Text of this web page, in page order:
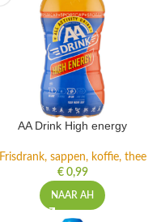
AA Drink High energy
Frisdrank, sappen, koffie, thee
€0,99
NAAR AH